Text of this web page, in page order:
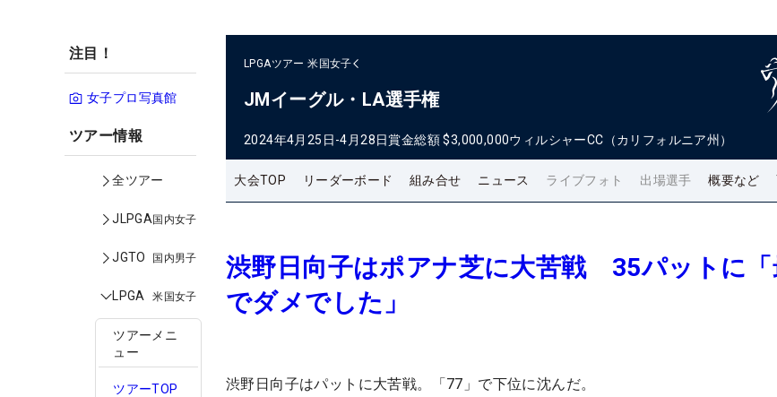
注目！
女子プロ写真館
ツアー情報
全ツアー
JLPGA国内女子
JGTO 国内男子
LPGA 米国女子
ツアーメニ
ュー
ツアーTOP
LPGAツアー 米国女子
JMイーグル・LA選手権
2024年4月25日-4月28日賞金総額 $3,000,000ウィルシャーCC（カリフォルニア州）
大会TOP リーダーボード 組み合せ ニュース ライブフォト 出場選手 概要など
渋野日向子はポアナ芝に大苦戦 35パットに「
でダメでした」
渋野日向子はパットに大苦戦。「77」で下位に沈んだ。